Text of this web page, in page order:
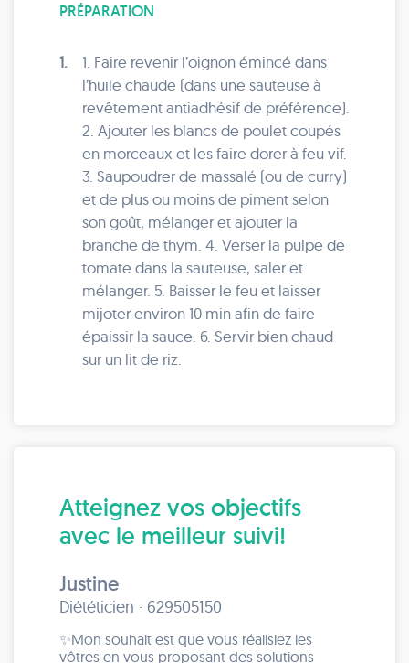
PRÉPARATION
1.
1. Faire revenir l’oignon émincé dans
l’huile chaude (dans une sauteuse à
revêtement antiadhésif de préférence).
2. Ajouter les blancs de poulet coupés
en morceaux et les faire dorer à feu vif.
3. Saupoudrer de massalé (ou de curry)
et de plus ou moins de piment selon
son goût, mélanger et ajouter la
branche de thym. 4. Verser la pulpe de
tomate dans la sauteuse, saler et
mélanger. 5. Baisser le feu et laisser
mijoter environ 10 min afin de faire
épaissir la sauce. 6. Servir bien chaud
sur un lit de riz.
Atteignez vos objectifs
avec le meilleur suivi!
Justine
Diététicien · 629505150
✨Mon souhait est que vous réalisiez les
vôtres en vous proposant des solutions